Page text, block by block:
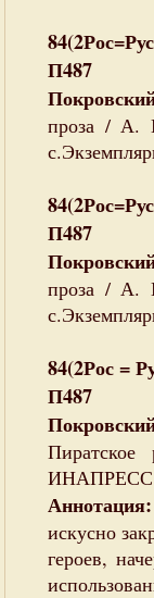
П487
проза / А.
П487
проза / А.
84(2Рос =
П487
ИНАПРЕСС,
искусно
героев,